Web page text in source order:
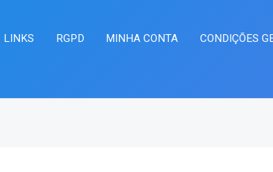
LINKS RGPD MINHA CONTA
CONDIÇÕES